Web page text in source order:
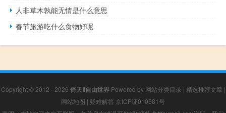
人非草木孰能无情是什么意思
春节旅游吃什么食物好呢
Copyright © 2012 - 2026 倚天Ⅱ自由世界Powered by 网站分类目录 | 精选推荐文章 |
网站地图 | 疑难解答 京ICP证010581号